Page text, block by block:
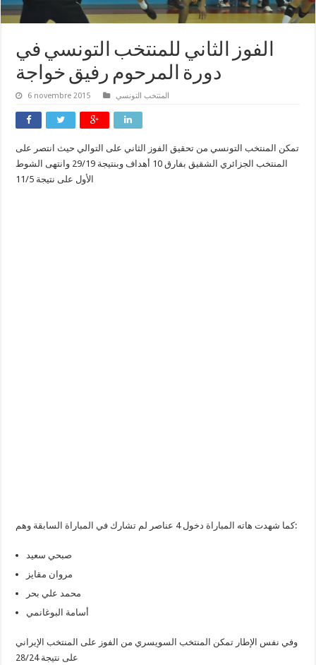
الفوز الثاني للمنتخب التونسي في
دورة المرحوم رفيق خواجة
6 novembre 2015 المنتخب التونسي
تمكن المنتخب التونسي من تحقيق الفوز الثاني على التوالي حيث انتصر على
المنتخب الجزائري الشقيق بفارق 10 أهداف وبنتيجة 29/19 وانتهى الشوط
الأول على نتيجة 11/5
كما شهدت هاته المباراة دخول 4 عناصر لم تشارك في المباراة السابقة وهم:
صبحي سعيد
مروان مقايز
محمد علي بحر
أسامة البوغانمي
وفي نفس الإطار تمكن المنتخب السويسري من الفوز على المنتخب الإيراني
على نتيجة 28/24